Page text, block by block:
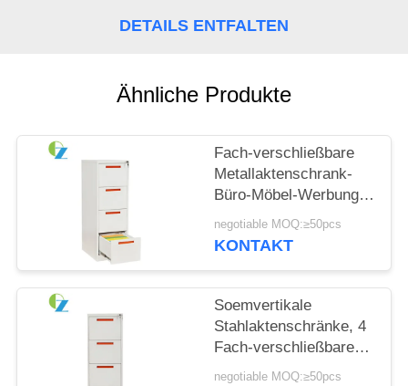
SITEMAP
PRIVACY
DETAILS ENTFALTEN
Ähnliche Produkte
Fach-verschließbare
Metallaktenschrank-
Büro-Möbel-Werbung
der Vertikalen-4
negotiable MOQ:≥50pcs
KONTAKT
Soemvertikale
Stahlaktenschränke, 4
Fach-verschließbares
Aktenspeicherungs-
negotiable MOQ:≥50pcs